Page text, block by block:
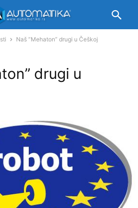
Naš “Mehaton” drugi u Češkoj
drugi u